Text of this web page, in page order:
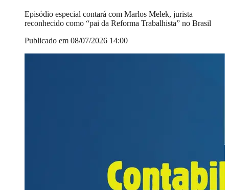
Episódio especial contará com Marlos Melek, jurista
reconhecido como “pai da Reforma Trabalhista” no Brasil
Publicado em 08/07/2026 14:00